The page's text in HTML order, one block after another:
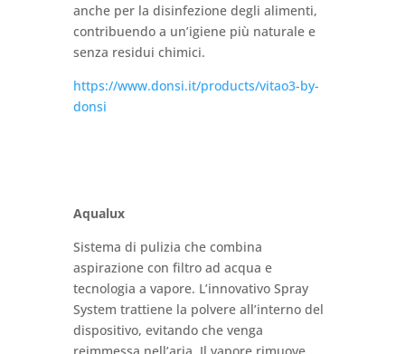
anche per la disinfezione degli alimenti,
contribuendo a un’igiene più naturale e
senza residui chimici.
https://www.donsi.it/products/vitao3-by-
donsi
Aqualux
Sistema di pulizia che combina
aspirazione con filtro ad acqua e
tecnologia a vapore. L’innovativo Spray
System trattiene la polvere all’interno del
dispositivo, evitando che venga
reimmessa nell’aria. Il vapore rimuove